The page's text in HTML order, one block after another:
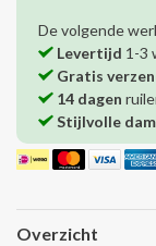
De volgende
Levertijd 1-3
Gratis
14 dagen
Stijlvolle
Overzicht